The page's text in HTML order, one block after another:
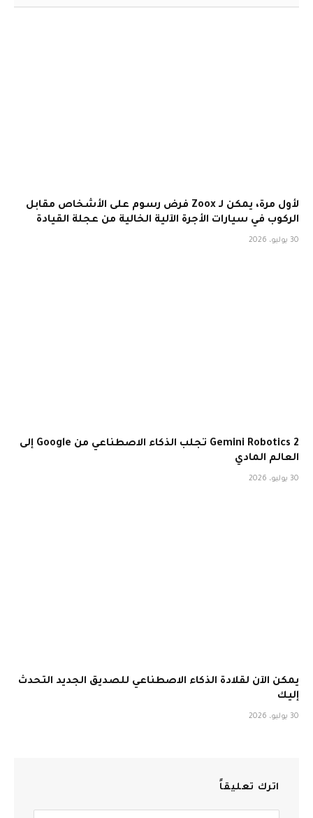
لأول مرة، يمكن لـ Zoox فرض رسوم على الأشخاص مقابل
الركوب في سيارات الأجرة الآلية الخالية من عجلة القيادة
30 يوليو، 2026
Gemini Robotics 2 تجلب الذكاء الاصطناعي من Google إلى
العالم المادي
30 يوليو، 2026
يمكن الآن لقلادة الذكاء الاصطناعي للصديق الجديد التحدث
إليك
30 يوليو، 2026
اترك تعليقاً